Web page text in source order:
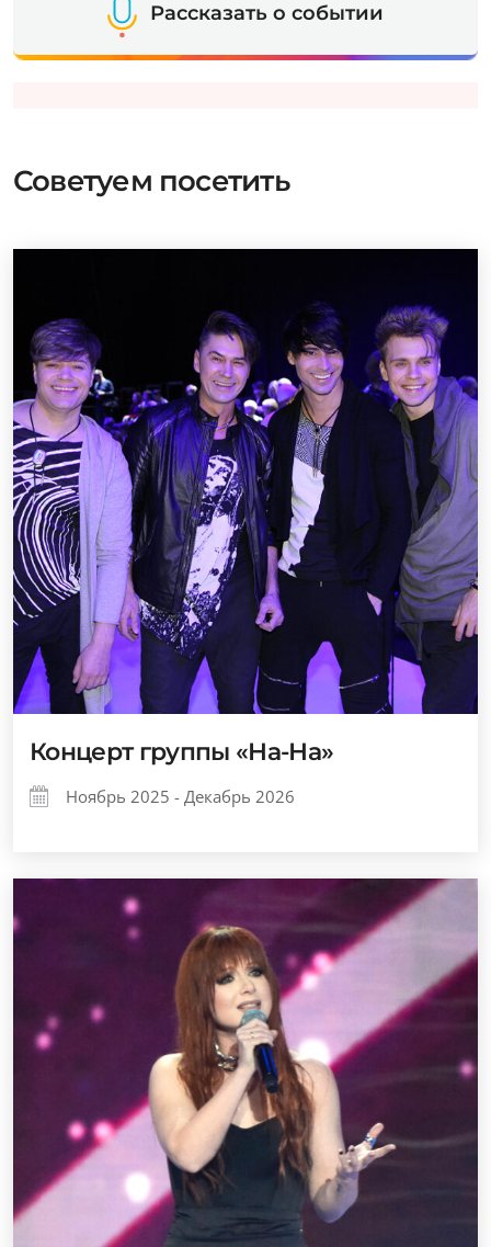
Рассказать о событии
Советуем посетить
Концерт группы «На-На»
Ноябрь 2025 - Декабрь 2026